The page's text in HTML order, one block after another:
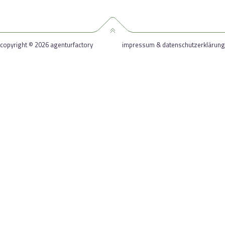
copyright © 2026 agenturfactory impressum & datenschutzerklärung